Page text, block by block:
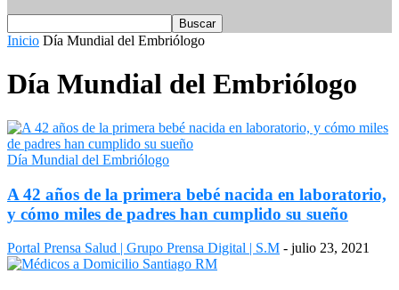
Inicio Día Mundial del Embriólogo
Día Mundial del Embriólogo
Día Mundial del Embriólogo
A 42 años de la primera bebé nacida en laboratorio,
y cómo miles de padres han cumplido su sueño
Portal Prensa Salud | Grupo Prensa Digital | S.M - julio 23, 2021